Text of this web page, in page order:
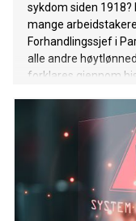
sykdom siden
mange
Forhandlingssjef i
alle andre
forklares gjennom